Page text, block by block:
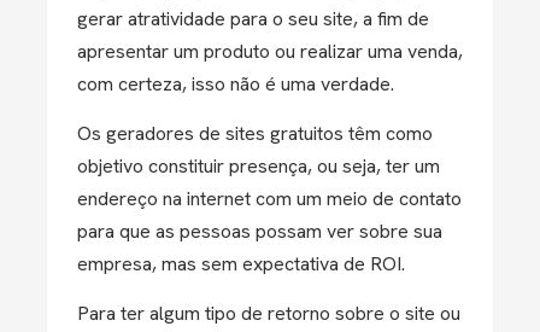
gerar atratividade para o seu site, a fim de
apresentar um produto ou realizar uma venda,
com certeza, isso não é uma verdade.
Os geradores de sites gratuitos têm como
objetivo constituir presença, ou seja, ter um
endereço na internet com um meio de contato
para que as pessoas possam ver sobre sua
empresa, mas sem expectativa de ROI.
Para ter algum tipo de retorno sobre o site ou